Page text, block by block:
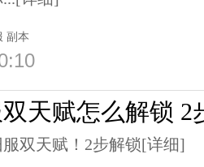
副本
天赋怎么解锁 2
双天赋！2步解锁[详细]